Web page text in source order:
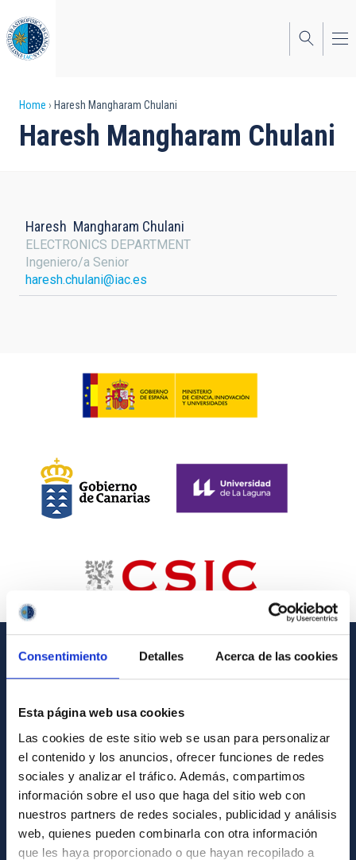
Consentimiento Detalles Acerca de las cookies
Esta página web usa cookies
Las cookies de este sitio web se usan para personalizar
el contenido y los anuncios, ofrecer funciones de redes
sociales y analizar el tráfico. Además, compartimos
información sobre el uso que haga del sitio web con
nuestros partners de redes sociales, publicidad y análisis
web, quienes pueden combinarla con otra información
que les haya proporcionado o que hayan recopilado a
to
main
content
Breadcrumb
Home Haresh Mangharam Chulani
Haresh Mangharam Chulani
Haresh Mangharam Chulani
ELECTRONICS DEPARTMENT
Ingeniero/a Senior
haresh.chulani@iac.es
How to get to the IAC
List of personnel
Library
General register
ABOUT THE IAC